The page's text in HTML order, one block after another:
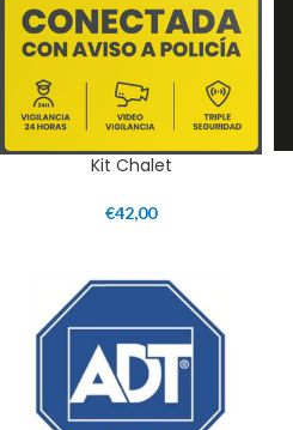
Kit Chalet
€42,00